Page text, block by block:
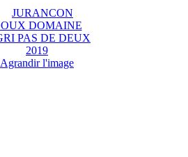
Agrandir l'image